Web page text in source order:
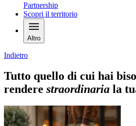
Partnership
Scopri il territorio
Altro
Indietro
Tutto quello di cui hai
rendere straordinaria la